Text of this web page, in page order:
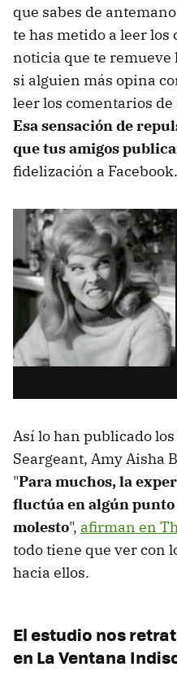
que sabes de
te has metido a leer
noticia que te
si alguien más opina
leer los comentarios
Esa sensación de
que tus amigos
fidelización a Facebook.
Así lo han publicado
Seargeant, Amy Aisha
"Para muchos, la
fluctúa en algún
molesto", afirman en
todo tiene que ver con
hacia ellos.
El estudio nos
en La Ventana